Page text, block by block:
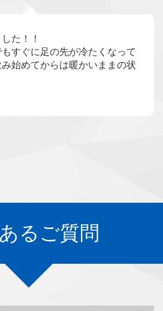
た！！
すぐに足の先が冷たくなって
始めてからは暖かいままの状
るご質問